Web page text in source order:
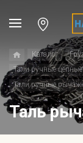
Каталог
Тали ручные цепные
Тали ручные
Таль